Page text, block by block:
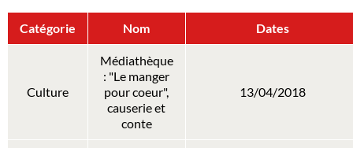
Catégorie Nom Dates
Culture
Médiathèque
: "Le manger
pour coeur",
causerie et
conte
13/04/2018